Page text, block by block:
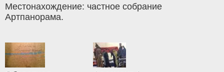
Местонахождение: частное собрание
Артпанорама.